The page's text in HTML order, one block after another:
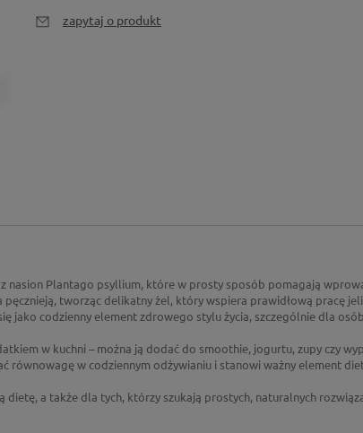
zapytaj o produkt
nasion Plantago psyllium, które w prosty sposób pomagają
tworząc delikatny żel, który wspiera prawidłową pracę
jako codzienny element zdrowego stylu życia, szczególnie dla osób
w kuchni – można ją dodać do smoothie, jogurtu, zupy czy
równowagę w codziennym odżywianiu i stanowi ważny element
a także dla tych, którzy szukają prostych, naturalnych